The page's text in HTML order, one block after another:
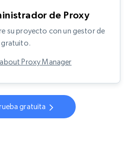
de Proxy
su proyecto con un gestor de
gratuito.
about Proxy Manager
gratuita